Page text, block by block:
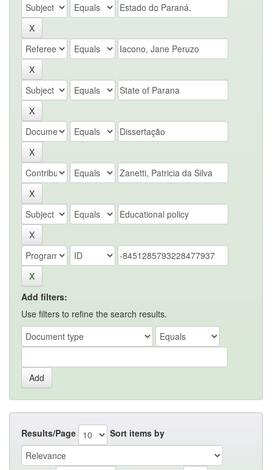
Add filters:
Use filters to refine the search results.
Results/Page Sort items by